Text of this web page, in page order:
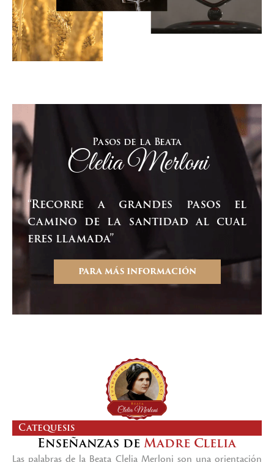
Pasos de la Beata
Clelia Merloni
“Recorre a grandes pasos el
camino de la santidad al cual
eres llamada”
PARA MÁS INFORMACIÓN
Catequesis
Enseñanzas deMadre Clelia
Las palabras de la Beata Clelia Merloni son una orientación